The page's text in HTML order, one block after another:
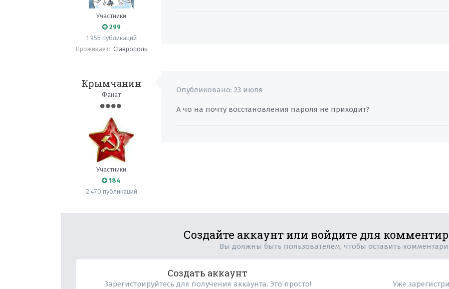
Участники
299
1 955 публикаций
Проживает: Ставрополь
Крымчанин
Фанат
Участники
184
2 470 публикаций
Опубликовано:23 июля
А чо на почту восстановления пароля не приходит?
Создайте аккаунт или войдите для
Вы должны быть пользователем, чтобы оставить
Создать аккаунт
Зарегистрируйтесь для получения аккаунта. Это просто! Уже